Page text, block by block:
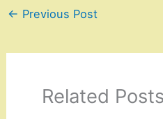
← Previous Post
Related Posts